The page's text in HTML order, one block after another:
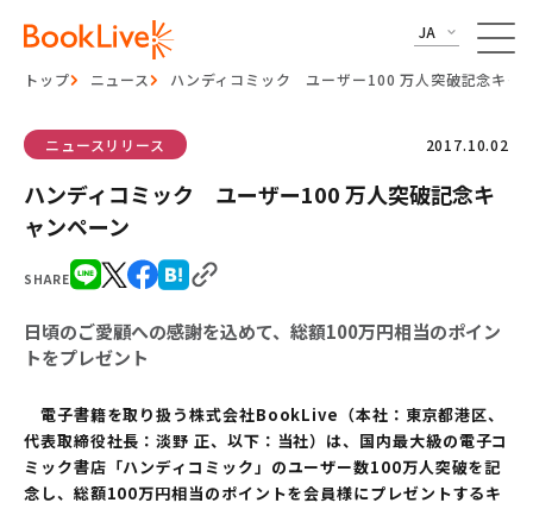
JA
トップ ニュース ハンディコミック ユーザー100 万人突破記念キャ
SHARE
ニュースリリース 2017.10.02
ハンディコミック ユーザー100 万人突破記念キ
ャンペーン
日頃のご愛顧への感謝を込めて、総額100万円相当のポイン
トをプレゼント
電子書籍を取り扱う株式会社BookLive （本社：東京都港区、
代表取締役社長：淡野 正、以下：当社）は、国内最大級の電子コ
ミック書店「ハンディコミック」のユーザー数100万人突破を記
念し、総額100万円相当のポイントを会員様にプレゼントするキ